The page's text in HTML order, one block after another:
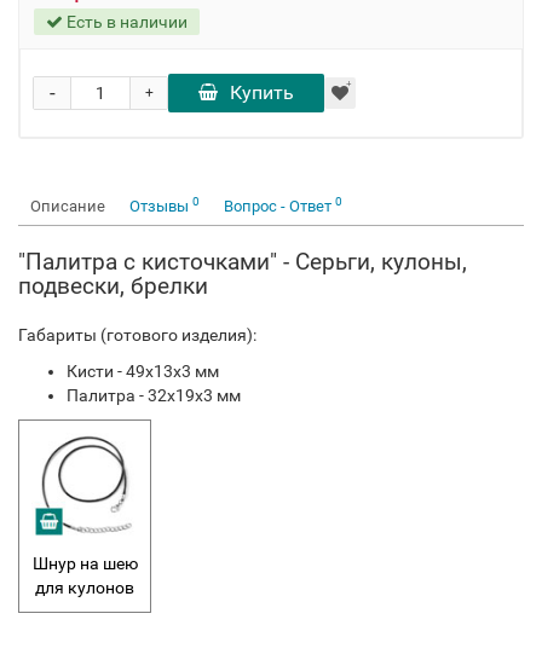
Есть в наличии
+
- Купить
Описание Отзывы 0 Вопрос - Ответ 0
"Палитра с кисточками" - Серьги, кулоны,
подвески, брелки
Габариты (готового изделия):
Кисти - 49x13x3 мм
Палитра - 32x19x3 мм
Шнур на шею
для кулонов